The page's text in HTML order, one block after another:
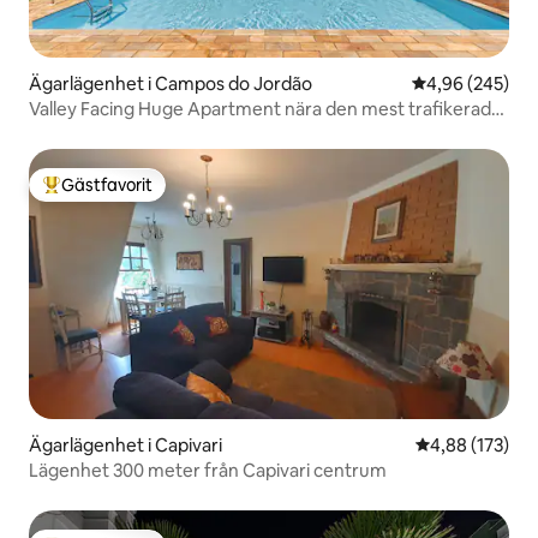
Ägarlägenhet i Campos do Jordão 4,96 av 5 i
4,96 (245)
Valley Facing Huge Apartment nära den mest trafikerade
Populär gästfavorit
Gästfavorit
Ägarlägenhet i Capivari 4,88 av 5 i
4,88 (173)
Lägenhet 300 meter från Capivari centrum